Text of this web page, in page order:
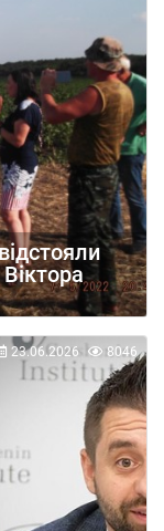
23.06.2026 8046